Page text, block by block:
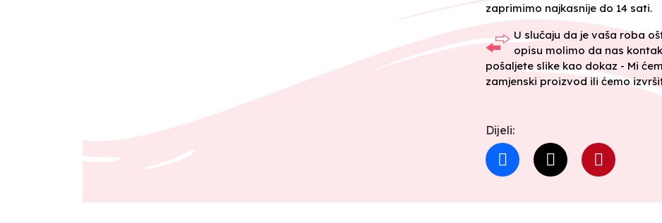
zaprimimo najkasnije do 14 sati.
U slučaju da je vaša roba
opisu molimo da nas
pošaljete slike kao dokaz - Mi
zamjenski proizvod ili ćemo
Dijeli: